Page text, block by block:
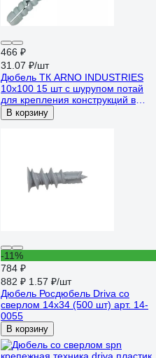
466 ₽
31.07 ₽/шт
Дюбель ТК ARNO INDUSTRIES
10х100 15 шт с шурупом потай
для крепления конструкций в
стене первичный пластик
AG1101010062239
В корзину
-11%
784 ₽
882 ₽ 1.57 ₽/шт
Дюбель Росдюбель Driva со
сверлом 14х34 (500 шт) арт. 14-
0055
В корзину